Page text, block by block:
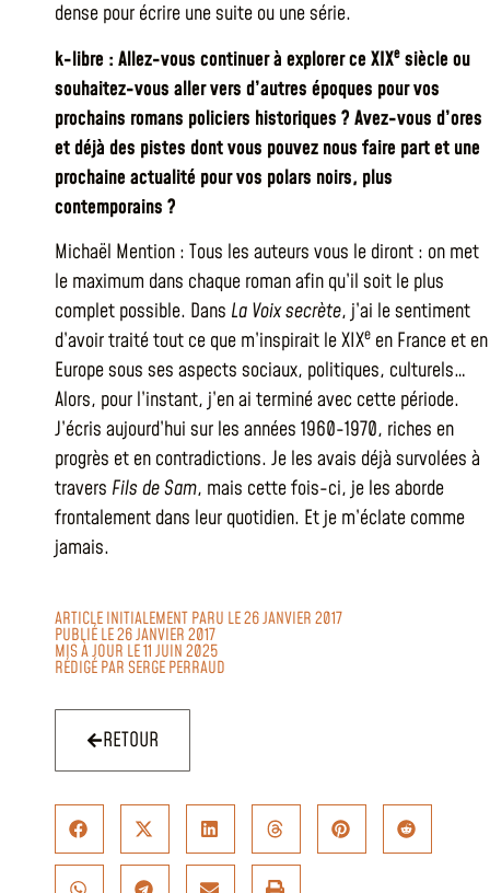
dense pour écrire une suite ou une série.
k-libre : Allez-vous continuer à explorer ce XIXe siècle ou
souhaitez-vous aller vers d’autres époques pour vos
prochains romans policiers historiques ? Avez-vous d’ores
et déjà des pistes dont vous pouvez nous faire part et une
prochaine actualité pour vos polars noirs, plus
contemporains ?
Michaël Mention : Tous les auteurs vous le diront : on met
le maximum dans chaque roman afin qu’il soit le plus
complet possible. Dans La Voix secrète, j’ai le sentiment
d’avoir traité tout ce que m’inspirait le XIXe en France et en
Europe sous ses aspects sociaux, politiques, culturels…
Alors, pour l’instant, j’en ai terminé avec cette période.
J’écris aujourd’hui sur les années 1960-1970, riches en
progrès et en contradictions. Je les avais déjà survolées à
travers Fils de Sam, mais cette fois-ci, je les aborde
frontalement dans leur quotidien. Et je m’éclate comme
jamais.
ARTICLE INITIALEMENT PARU LE 26 JANVIER 2017
PUBLIÉ LE 26 JANVIER 2017
MIS À JOUR LE 11 JUIN 2025
RÉDIGÉ PARSERGE PERRAUD
RETOUR